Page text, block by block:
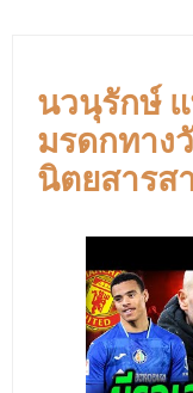
นวนุรักษ์
มรดกทาง
นิตยสารส